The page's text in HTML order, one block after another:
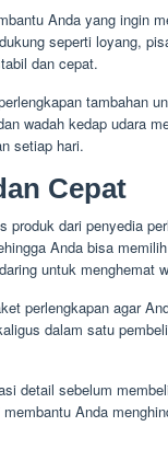
Anda yang ingin
seperti loyang,
dan cepat.
tambahan
wadah kedap udara
setiap hari.
Cepat
produk dari penyedia
Anda bisa
untuk menghemat
perlengkapan agar
dalam satu
detail sebelum
Anda